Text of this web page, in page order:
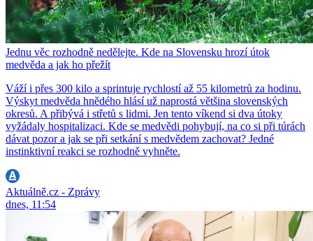
Jednu věc rozhodně nedělejte. Kde na Slovensku hrozí útok
medvěda a jak ho přežít
Váží i přes 300 kilo a sprintuje rychlostí až 55 kilometrů za hodinu.
Výskyt medvěda hnědého hlásí už naprostá většina slovenských
okresů. A přibývá i střetů s lidmi. Jen tento víkend si dva útoky
vyžádaly hospitalizaci. Kde se medvědi pohybují, na co si při túrách
dávat pozor a jak se při setkání s medvědem zachovat? Jedné
instinktivní reakci se rozhodně vyhněte.
Aktuálně.cz - Zprávy
dnes, 11:54